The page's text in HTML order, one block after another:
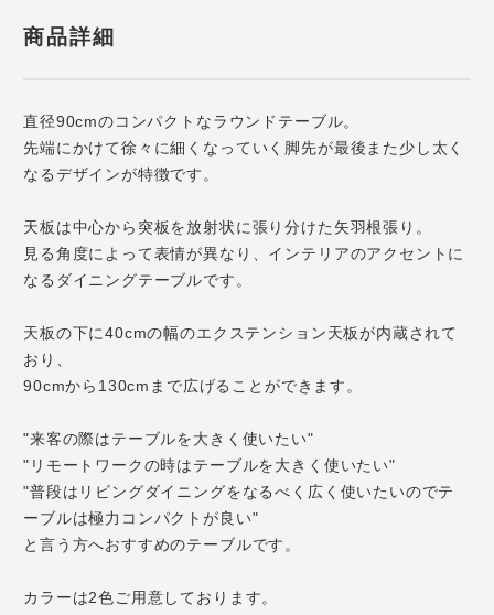
商品詳細
直径90cmのコンパクトなラウンドテーブル。
先端にかけて徐々に細くなっていく脚先が最後また少し太く
なるデザインが特徴です。
天板は中心から突板を放射状に張り分けた矢羽根張り。
見る角度によって表情が異なり、インテリアのアクセントに
なるダイニングテーブルです。
天板の下に40cmの幅のエクステンション天板が内蔵されて
おり、
90cmから130cmまで広げることができます。
"来客の際はテーブルを大きく使いたい"
"リモートワークの時はテーブルを大きく使いたい"
"普段はリビングダイニングをなるべく広く使いたいのでテ
ーブルは極力コンパクトが良い"
と言う方へおすすめのテーブルです。
カラーは2色ご用意しております。